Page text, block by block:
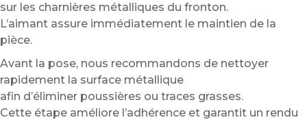
sur les charnières métalliques du fronton.
L’aimant assure immédiatement le maintien de la
pièce.
Avant la pose, nous recommandons de nettoyer
rapidement la surface métallique
afin d’éliminer poussières ou traces grasses.
Cette étape améliore l’adhérence et garantit un rendu